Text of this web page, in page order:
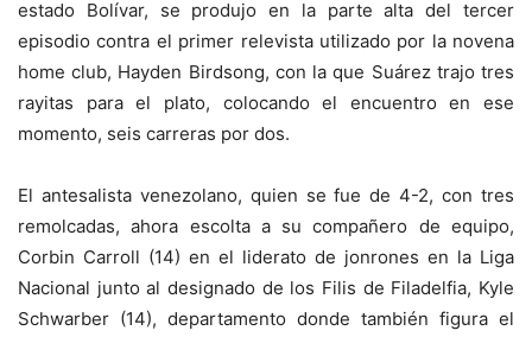
estado Bolívar, se produjo en la parte alta del tercer
episodio contra el primer relevista utilizado por la novena
home club, Hayden Birdsong, con la que Suárez trajo tres
rayitas para el plato, colocando el encuentro en ese
momento, seis carreras por dos.
El antesalista venezolano, quien se fue de 4-2, con tres
remolcadas, ahora escolta a su compañero de equipo,
Corbin Carroll (14) en el liderato de jonrones en la Liga
Nacional junto al designado de los Filis de Filadelfia, Kyle
Schwarber (14), departamento donde también figura el